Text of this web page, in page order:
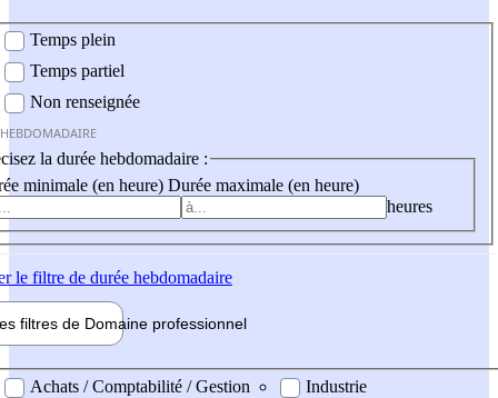
Temps plein
Temps partiel
Non renseignée
la durée hebdomadaire :
minimale (en heure) Durée maximale (en heure)
heures
le filtre de durée hebdomadaire
filtres de Domaine professionnel
professionel
Achats / Comptabilité / Gestion
Industrie